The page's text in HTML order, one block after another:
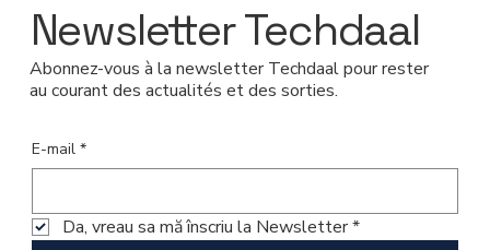
Newsletter Techdaal
Abonnez-vous à la newsletter Techdaal pour rester
au courant des actualités et des sorties.
E-mail *
Da, vreau sa mă înscriu la Newsletter*